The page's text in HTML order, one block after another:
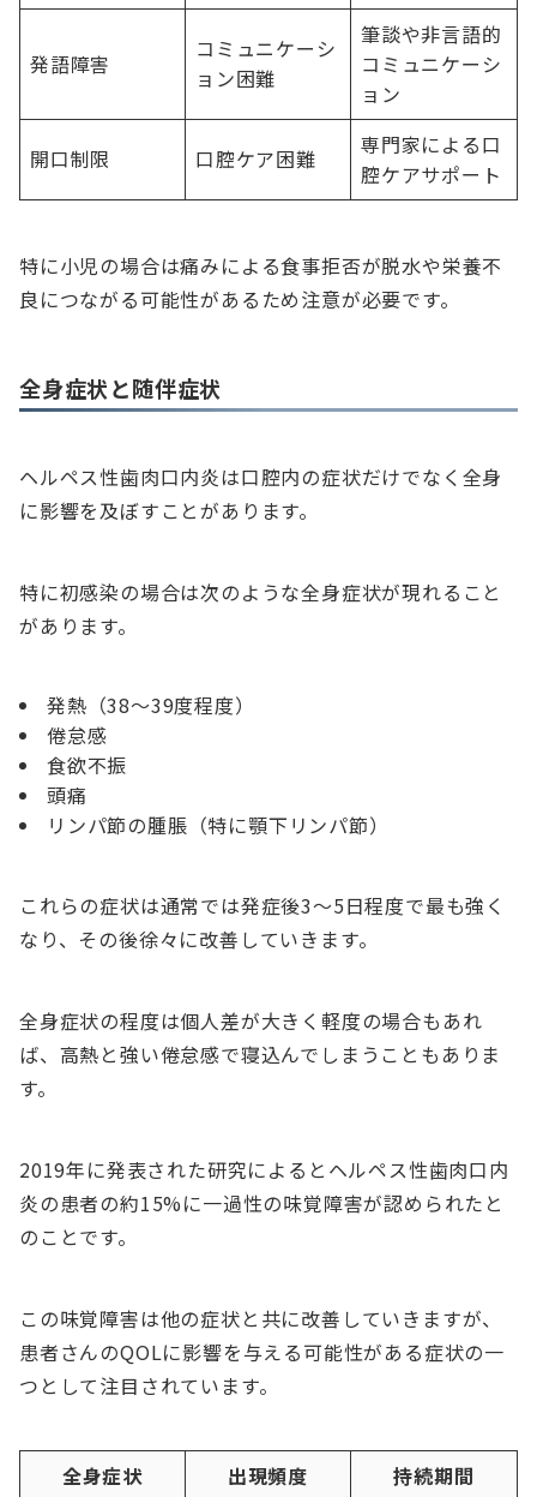
発語障害
コミュニケーシ
ョン困難
筆談や非言語的
コミュニケーシ
ョン
開口制限 口腔ケア困難
専門家による口
腔ケアサポート
特に小児の場合は痛みによる食事拒否が脱水や栄養不
良につながる可能性があるため注意が必要です。
全身症状と随伴症状
ヘルペス性歯肉口内炎は口腔内の症状だけでなく全身
に影響を及ぼすことがあります。
特に初感染の場合は次のような全身症状が現れること
があります。
発熱（38〜39度程度）
倦怠感
食欲不振
頭痛
リンパ節の腫脹（特に顎下リンパ節）
これらの症状は通常では発症後3〜5日程度で最も強く
なり、その後徐々に改善していきます。
全身症状の程度は個人差が大きく軽度の場合もあれ
ば、高熱と強い倦怠感で寝込んでしまうこともありま
す。
2019年に発表された研究によるとヘルペス性歯肉口内
炎の患者の約15%に一過性の味覚障害が認められたと
のことです。
この味覚障害は他の症状と共に改善していきますが、
患者さんのQOLに影響を与える可能性がある症状の一
つとして注目されています。
全身症状 出現頻度
持続期間